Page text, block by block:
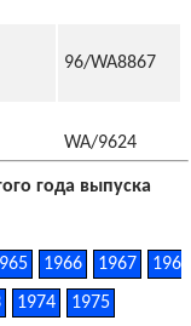
96/WA8867
WA/9624
года выпуска
1966 1967
196
1974 1975